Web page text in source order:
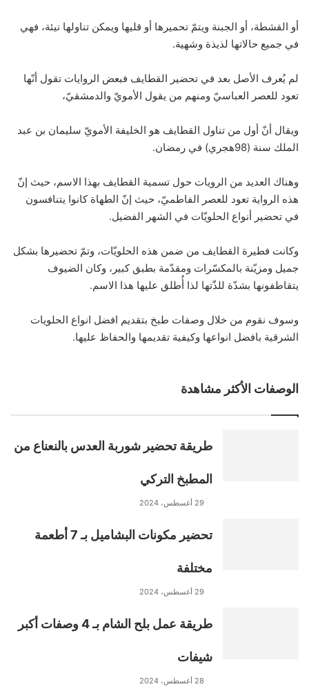
أو القشطة، أو الجبنة ويتمّ تحميرها أو قليها ويمكن تناولها نيئة، فهي
في جميع حالاتها لذيذة وشهية.
لم يُعرف الأصل بعد في تحضير القطايف فبعض الروايات تقول أنّها
تعود للعصر العباسيّ ومنهم من يقول الأمويّ والدمشقيّ،
ويقال أنّ أول من تناول القطايف هو الخليفة الأمويّ سليمان بن عبد
الملك سنة (98هجري) في رمضان.
وهناك العديد من الرويات حول تسمية القطايف بهذا الاسم، حيث إنّ
هذه الرواية تعود للعصر الفاطميّ، حيث إنّ الطهاة كانوا يتنافسون
في تحضير أنواع الحلويّات في الشهر الفضيل.
وكانت فطيرة القطايف من ضمن هذه الحلويّات، وتمّ تحضيرها بشكل
جميل ومزيّنة بالمكسّرات ومقدّمة بطبق كبير، وكان الضيوف
يتقاطفونها بشدّة للذّتها لذا أُطلق عليها هذا الاسم.
وسوف نقوم من خلال وصفات طبخ بتقديم افضل انواع الحلويات
الشرقية بافضل انواعها وكيفية تقديمها والحفاظ عليها.
الوصفات الأكثر مشاهدة
طريقة تحضير شوربة العدس بالنعناع من
المطبخ التركي
29 أغسطس، 2024
تحضير مكونات البشاميل بـ 7 أطعمة
مختلفة
29 أغسطس، 2024
طريقة عمل بلح الشام بـ 4 وصفات أكبر
شيفات
28 أغسطس، 2024